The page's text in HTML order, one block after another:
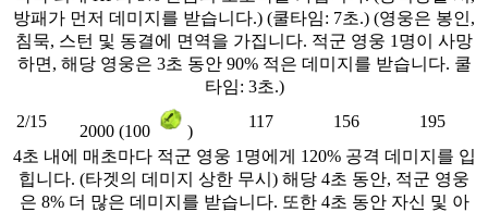
방패가 먼저 데미지를 받습니다.) (쿨타임: 7초.) (영웅은 봉인,
침묵, 스턴 및 동결에 면역을 가집니다. 적군 영웅 1명이 사망
하면, 해당 영웅은 3초 동안 90% 적은 데미지를 받습니다. 쿨
타임: 3초.)
2/15
2000 (100 )
117 156
195
4초 내에 매초마다 적군 영웅 1명에게 120% 공격 데미지를 입
힙니다. (타겟의 데미지 상한 무시) 해당 4초 동안, 적군 영웅
은 8% 더 많은 데미지를 받습니다. 또한 4초 동안 자신 및 아